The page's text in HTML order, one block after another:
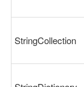
StringCollection